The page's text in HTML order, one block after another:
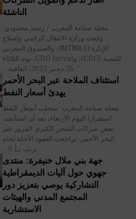
الناشئة
مجلة صناعة المغرب / رشيد محمودي
وقعت وزارة الانتقال الرقمي وإصلاح
الإدارة (MTNRA)، والصندوق المغربي
للتنمية (CDG)، وCDG Invest، يوم الثلاثاء
26 دجنبر 2023، اتفاقية...
استئناف الملاحة عبر البحر الأحمر
يهدئ أسعار النفط
مجلة صناعة المغرب سجلت أسعار النفط
استقرارا اليوم الأربعاء، بعد أن استأنفت
بعض شركات الشحن الكبرى المرور عبر
البحر الأحمر. تراجعت العقود الآجلة لخام
برنت بـ0.1...
جهة بني ملال خنيفرة: منتدى
جهوي حول آليات الديمقراطية
التشاركية يوصي بتعزيز دور
المجتمع المدني والهيئات
الاستشارية